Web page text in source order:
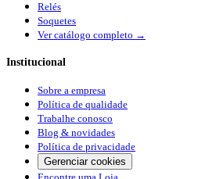
Relés
Soquetes
Ver catálogo completo →
Institucional
Sobre a empresa
Política de qualidade
Trabalhe conosco
Blog & novidades
Política de privacidade
Gerenciar cookies